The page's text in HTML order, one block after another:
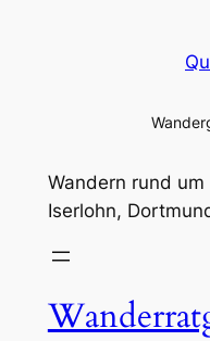
Wandern rund
Iserlohn,